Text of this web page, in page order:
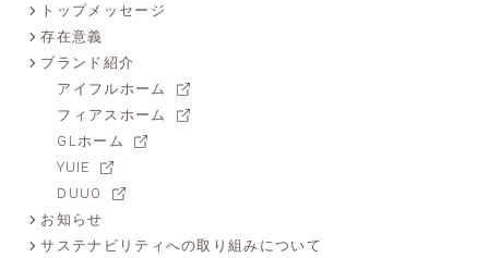
トップメッセージ
存在意義
ブランド紹介
アイフルホーム
フィアスホーム
GLホーム
YUIE
DUUO
お知らせ
サステナビリティへの取り組みについて